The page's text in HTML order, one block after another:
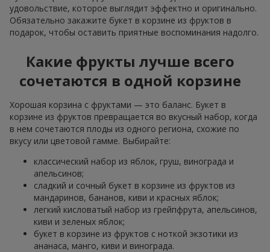
удовольствие, которое выглядит эффектно и оригинально.
Обязательно закажите букет в корзине из фруктов в
подарок, чтобы оставить приятные воспоминания надолго.
Какие фрукты лучше всего
сочетаются в одной корзине
Хорошая корзина с фруктами — это баланс. Букет в
корзине из фруктов превращается во вкусный набор, когда
в нем сочетаются плоды из одного региона, схожие по
вкусу или цветовой гамме. Выбирайте:
классический набор из яблок, груш, винограда и
апельсинов;
сладкий и сочный букет в корзине из фруктов из
мандаринов, бананов, киви и красных яблок;
легкий кисловатый набор из грейпфрута, апельсинов,
киви и зеленых яблок;
букет в корзине из фруктов с ноткой экзотики из
ананаса, манго, киви и винограда.